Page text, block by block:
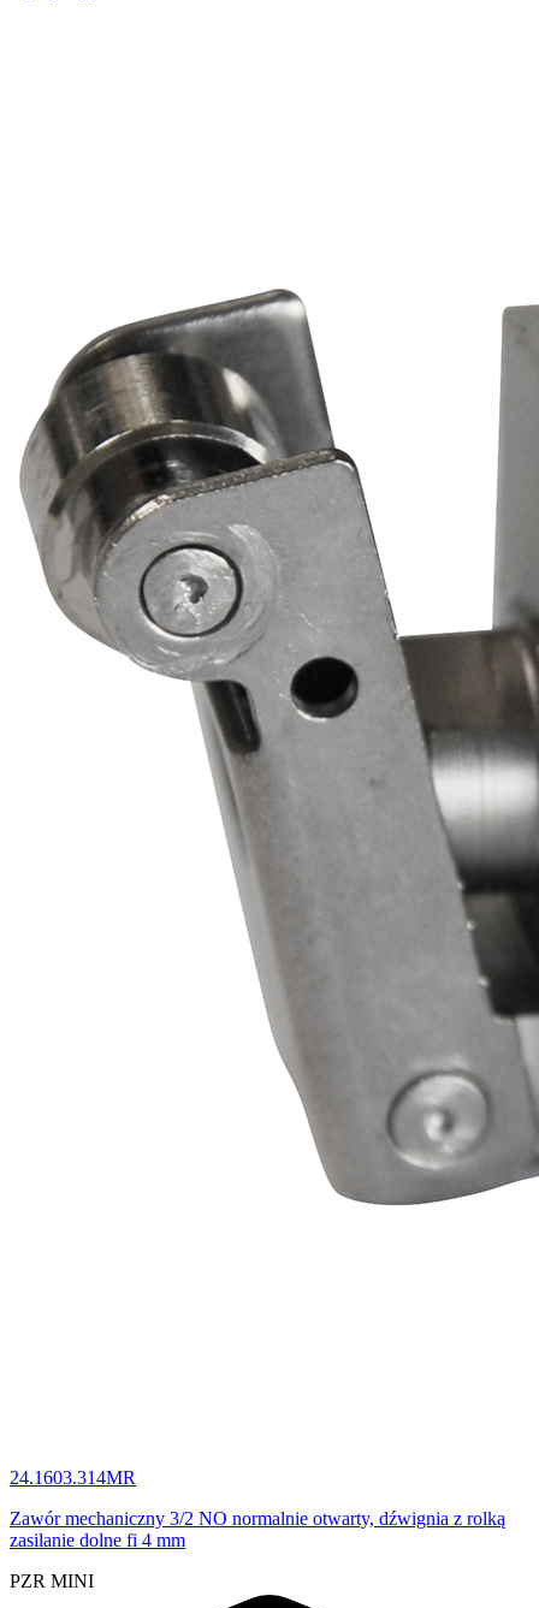
24.1603.314MR
Zawór mechaniczny 3/2 NO normalnie otwarty, dźwignia z rolką
zasilanie dolne fi 4 mm
PZR MINI